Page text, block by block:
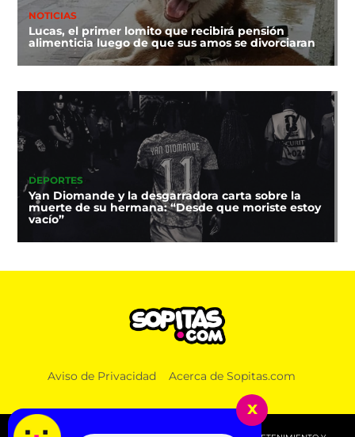
NOTICIAS
Lucas, el primer lomito que recibirá pensión
alimenticia luego de que sus amos se divorciaran
DEPORTES
Yan Diomande y la desgarradora carta sobre la
muerte de su hermana: “Desde que moriste estoy
vacío”
Aviso de Privacidad Acerca de Sopitas.com
x